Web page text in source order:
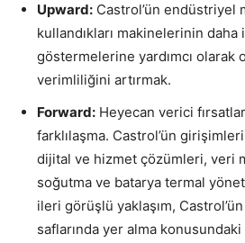
Upward: Castrol’ün endüstriyel
kullandıkları makinelerinin
göstermelerine yardımcı olarak
verimliliğini artırmak.
Forward: Heyecan verici
farklılaşma. Castrol’ün
dijital ve hizmet çözümleri, veri
soğutma ve batarya termal
ileri görüşlü yaklaşım,
saflarında yer alma konusundaki